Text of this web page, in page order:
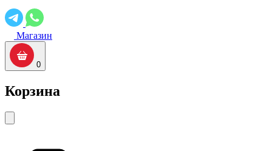
Магазин
0
Корзина